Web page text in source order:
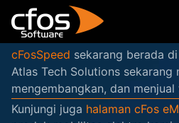
cFosSpeed sekarang berada
Atlas Tech Solutions sekarang
mengembangkan, dan menjual
Kunjungi juga halaman cFos